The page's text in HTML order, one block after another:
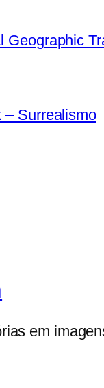
Geographic
– Surrealismo
em